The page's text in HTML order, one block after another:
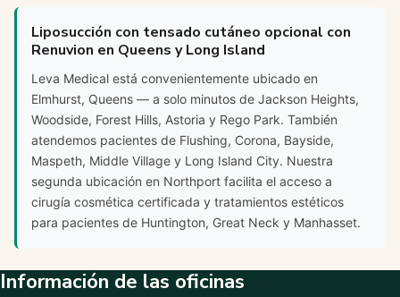
Liposucción con tensado cutáneo opcional con
Renuvion en Queens y Long Island
Leva Medical está convenientemente ubicado en
Elmhurst, Queens — a solo minutos de Jackson Heights,
Woodside, Forest Hills, Astoria y Rego Park. También
atendemos pacientes de Flushing, Corona, Bayside,
Maspeth, Middle Village y Long Island City. Nuestra
segunda ubicación en Northport facilita el acceso a
cirugía cosmética certificada y tratamientos estéticos
para pacientes de Huntington, Great Neck y Manhasset.
Información de las oficinas